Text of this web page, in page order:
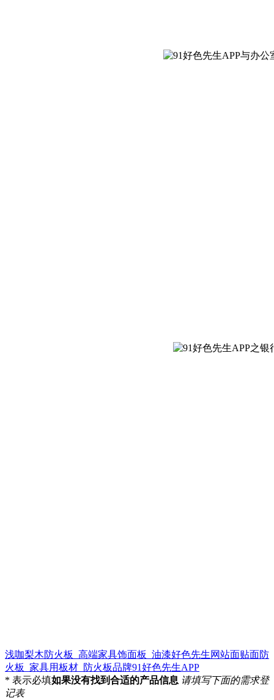
浅咖梨木防火板_高端家具饰面板_油漆好色先生网站面贴面防
火板_家具用板材_防火板品牌91好色先生APP
* 表示必填如果没有找到合适的产品信息 请填写下面的需求登
记表